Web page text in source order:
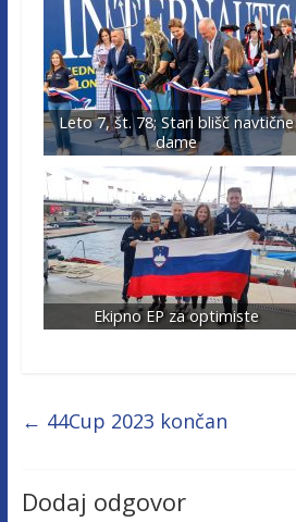
Leto 7, št. 78; Stari blišč navtične
dame
Ekipno EP za optimiste
← 44Cup 2023 končan
Dodaj odgovor